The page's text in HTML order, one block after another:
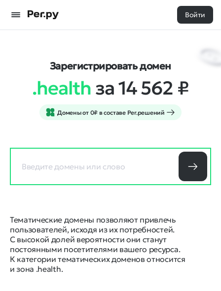
Войти
Зарегистрировать домен
.health за 14 562 ₽
Домены от 0₽ в составе Рег.решений
Тематические домены позволяют привлечь
пользователей, исходя из их потребностей.
С высокой долей вероятности они станут
постоянными посетителями вашего ресурса.
К категории тематических доменов относится
и зона .health.